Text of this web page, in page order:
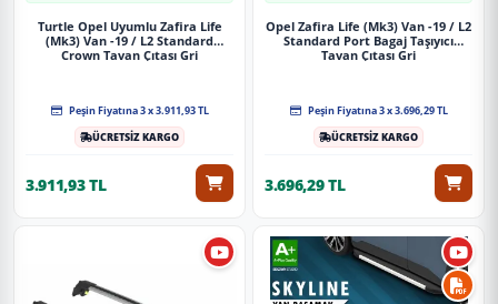
Siparişleriniz darbe emici özel ambalajlarla, kargoda zarar
görmeyecek şekilde paketlenerek tarafınıza ulaştırılır. %100
Müşteri memnuniyeti garantisiyle.
Turtle Opel Uyumlu Zafira Life
(Mk3) Van -19 / L2 Standard
Crown Tavan Çıtası Gri
Peşin Fiyatına 3 x 3.911,93 TL
ÜCRETSİZ KARGO
3.911,93 TL
Opel Zafira Life (Mk3) Van -19 / L2
Standard Port Bagaj Taşıyıcı
Tavan Çıtası Gri
Peşin Fiyatına 3 x 3.696,29 TL
ÜCRETSİZ KARGO
3.696,29 TL